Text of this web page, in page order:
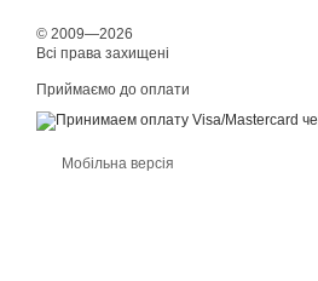
© 2009—2026
Всі права захищені
Приймаємо до оплати
Мобільна версія